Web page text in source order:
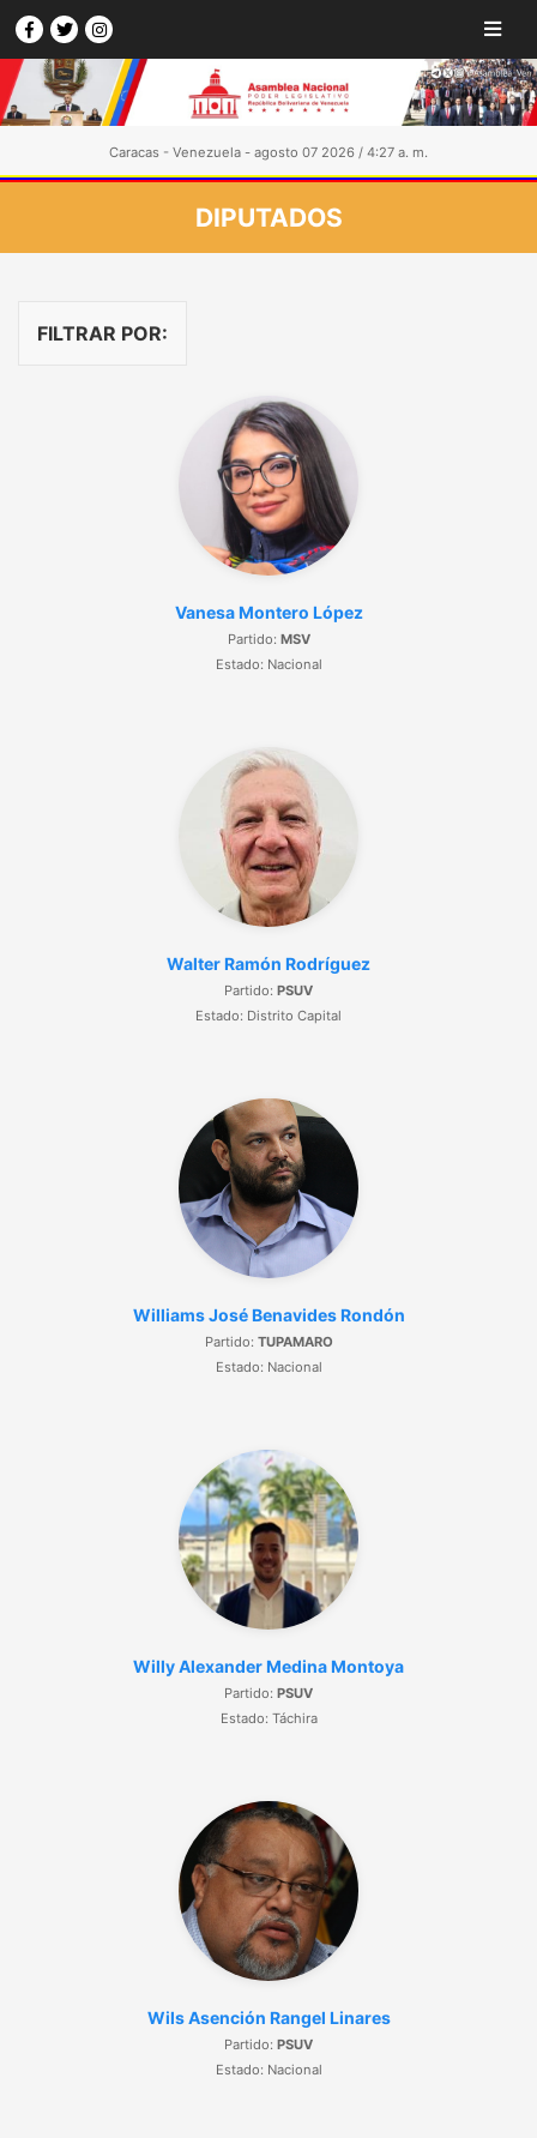
Caracas - Venezuela - agosto 07 2026 / 4:27 a. m.
DIPUTADOS
FILTRAR POR:
Vanesa Montero López
Partido: MSV
Estado: Nacional
Walter Ramón Rodríguez
Partido: PSUV
Estado: Distrito Capital
Williams José Benavides Rondón
Partido: TUPAMARO
Estado: Nacional
Willy Alexander Medina Montoya
Partido: PSUV
Estado: Táchira
Wils Asención Rangel Linares
Partido: PSUV
Estado: Nacional